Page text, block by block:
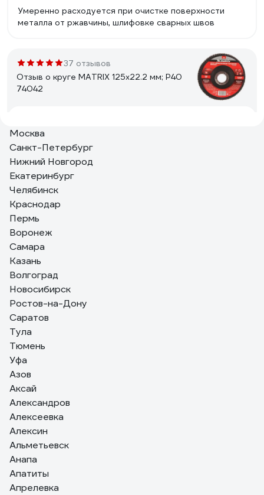
Умеренно расходуется при очистке поверхности
металла от ржавчины, шлифовке сварных швов
37 отзывов
Отзыв о круге MATRIX 125х22.2 мм; P40
74042
Цена качество
14 отзывов
Отзыв о лепестковом круге 3М Cubitron –
II 967A, конический, 125 мм х 22 мм, 60+
7100011144
Голубцов Дмитрий Андреевич
Быстро есть металл. Медленно изнашивается.
Москва
Санкт-Петербург
Нижний Новгород
Екатеринбург
Челябинск
Краснодар
Пермь
Воронеж
Самара
Казань
Волгоград
Новосибирск
Ростов-на-Дону
Саратов
Тула
Тюмень
Уфа
Азов
Аксай
Александров
Алексеевка
Алексин
Альметьевск
Анапа
Апатиты
Апрелевка